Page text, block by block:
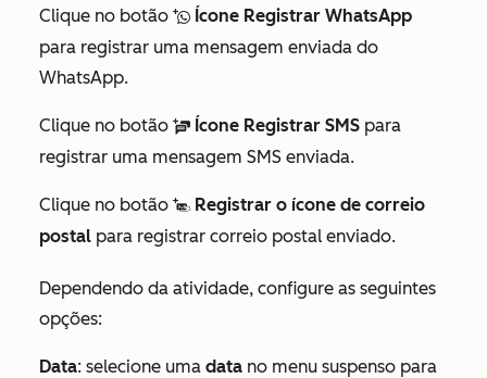
Clique no botão logWhatsAppMessage Ícone Registrar WhatsApp
para registrar uma mensagem enviada do
WhatsApp.
Clique no botão logSMS Ícone Registrar SMS para
registrar uma mensagem SMS enviada.
Clique no botão logPostalMail Registrar o ícone de correio
postal para registrar correio postal enviado.
Dependendo da atividade, configure as seguintes
opções:
Data: selecione uma data no menu suspenso para